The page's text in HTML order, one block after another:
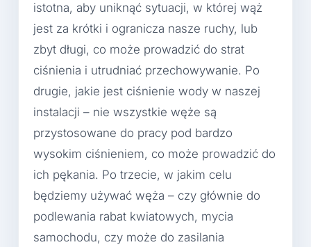
istotna, aby uniknąć sytuacji, w której wąż
jest za krótki i ogranicza nasze ruchy, lub
zbyt długi, co może prowadzić do strat
ciśnienia i utrudniać przechowywanie. Po
drugie, jakie jest ciśnienie wody w naszej
instalacji – nie wszystkie węże są
przystosowane do pracy pod bardzo
wysokim ciśnieniem, co może prowadzić do
ich pękania. Po trzecie, w jakim celu
będziemy używać węża – czy głównie do
podlewania rabat kwiatowych, mycia
samochodu, czy może do zasilania